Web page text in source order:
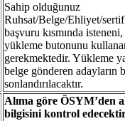
Sahip olduğunuz
Ruhsat/Belge/Ehliyet/
başvuru kısmında
yükleme butonunu
gerekmektedir. Yükleme
belge gönderen adayların
sonlandırılacaktır.
Alıma göre ÖSYM’den
bilgisini kontrol